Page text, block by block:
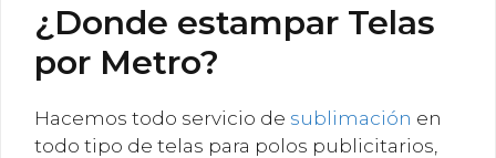
¿Donde estampar Telas
por Metro?
Hacemos todo servicio de sublimación en
todo tipo de telas para polos publicitarios,